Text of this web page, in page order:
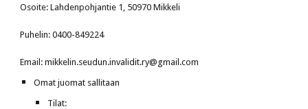
Osoite: Lahdenpohjantie 1, 50970 Mikkeli
Puhelin: 0400-849224
Email: mikkelin.seudun.invalidit.ry@gmail.com
Omat juomat sallitaan
Tilat: